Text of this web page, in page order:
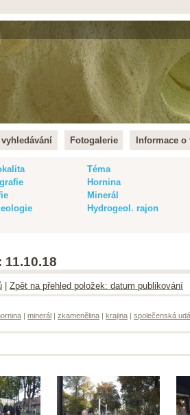
Fotogalerie Informace
Téma
Hornina
Minerál
Hydrogeol. rajon
Zpět na přehled položek: datum publikování
| minerál | zkamenělina | krajina | společenská